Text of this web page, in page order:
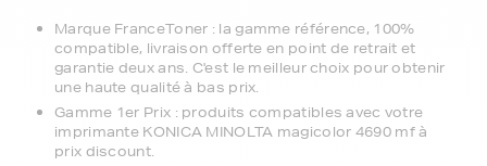
Marque FranceToner : la gamme référence, 100%
compatible, livraison offerte en point de retrait et
garantie deux ans. C'est le meilleur choix pour obtenir
une haute qualité à bas prix.
Gamme 1er Prix : produits compatibles avec votre
imprimante KONICA MINOLTA magicolor 4690 mf à
prix discount.